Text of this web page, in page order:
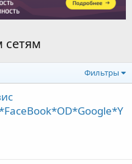
сетям
Фильтры